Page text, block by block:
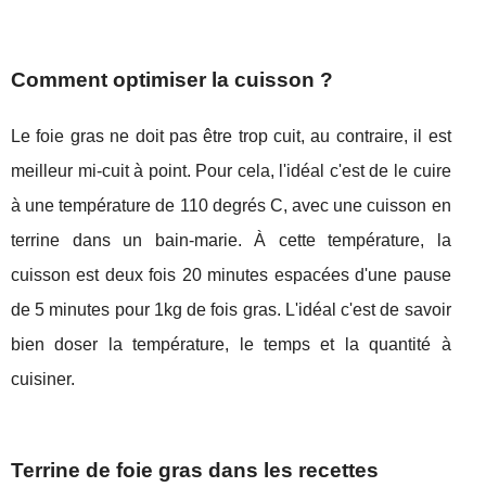
Comment optimiser la cuisson ?
Le foie gras ne doit pas être trop cuit, au contraire, il est
meilleur mi-cuit à point. Pour cela, l'idéal c'est de le cuire
à une température de 110 degrés C, avec une cuisson en
terrine dans un bain-marie. À cette température, la
cuisson est deux fois 20 minutes espacées d'une pause
de 5 minutes pour 1kg de fois gras. L'idéal c'est de savoir
bien doser la température, le temps et la quantité à
cuisiner.
Terrine de foie gras dans les recettes